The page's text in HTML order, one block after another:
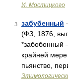
И. Мостицкого
3 забубенный
(ФЗ, 1876,
*забобонный
крайней
пьянство,